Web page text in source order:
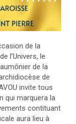
de la
l’Univers, le
de la
de
invite tous
qui marquera la
contituant
aura lieu à